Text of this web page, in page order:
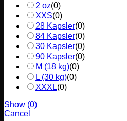
2 oz(0)
XXS(0)
28 Kapsler(0)
84 Kapsler(0)
30 Kapsler(0)
90 Kapsler(0)
M (18 kg)(0)
L (30 kg)(0)
XXXL(0)
Show (0)
Cancel